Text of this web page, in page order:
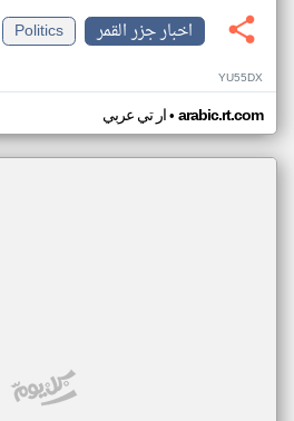
اخبار جزر القمر
Politics
YU55DX
ار تي عربي• arabic.rt.com